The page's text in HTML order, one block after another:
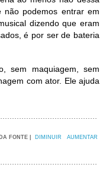
podemos entrar em
dizendo que eram
é por ser de bateria
sem maquiagem, sem
com ator. Ele ajuda
FONTE | DIMINUIR AUMENTAR